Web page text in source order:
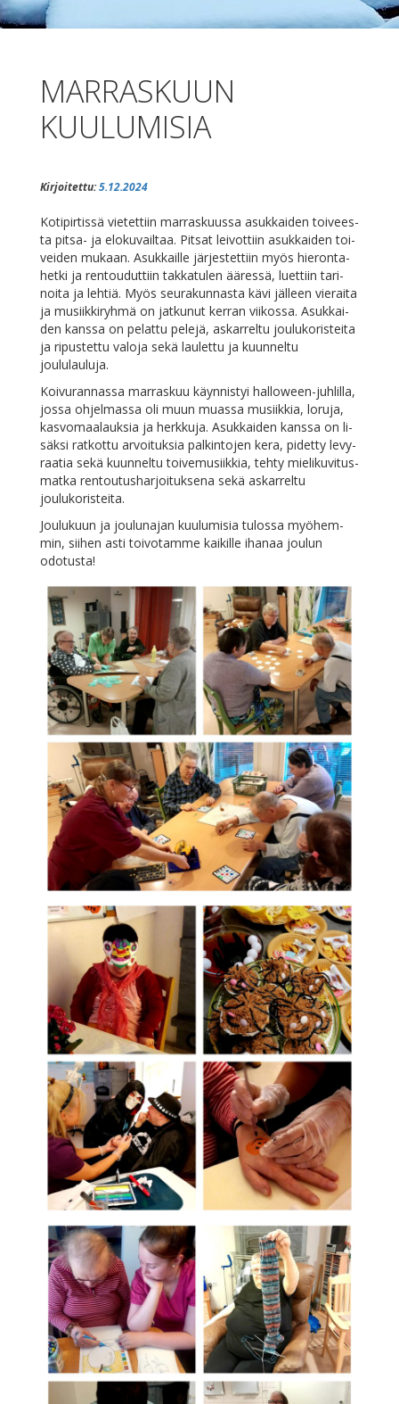
MARRASKUUN
KUULUMISIA
Kirjoitettu:5.12.2024
Ko­ti­pir­tis­sä vie­tet­tiin mar­ras­kuus­sa asuk­kai­den toi­vees­
ta pit­sa- ja elo­ku­vail­taa. Pit­sat lei­vot­tiin asuk­kai­den toi­
vei­den mu­kaan. Asuk­kail­le jär­jes­tet­tiin myös hie­ron­ta­
het­ki ja ren­tou­dut­tiin tak­ka­tu­len ää­res­sä, luet­tiin ta­ri­
noi­ta ja leh­tiä. Myös seu­ra­kun­nas­ta kä­vi jäl­leen vie­rai­ta
ja musiik­ki­ryh­mä on jat­ku­nut ker­ran vii­kos­sa. Asuk­kai­
den kans­sa on pe­lat­tu pe­le­jä, as­kar­rel­tu jou­lu­ko­ris­tei­ta
ja ri­pus­tet­tu va­lo­ja se­kä lau­let­tu ja kuun­nel­tu
joululauluja.
Koi­vu­ran­nas­sa mar­ras­kuu käyn­nis­tyi hal­loween-juh­lil­la,
jos­sa oh­jel­mas­sa oli muun muas­sa musiik­kia, lo­ru­ja,
kas­vo­maa­lauk­sia ja herk­ku­ja. Asuk­kai­den kans­sa on li­
säk­si rat­kot­tu ar­voi­tuk­sia pal­kin­to­jen ke­ra, pi­det­ty le­vy­
raa­tia se­kä kuun­nel­tu toi­ve­musiik­kia, teh­ty mie­li­ku­vi­tus­
mat­ka ren­tou­tus­har­joi­tuk­se­na se­kä as­kar­rel­tu
joulukoristeita.
Jou­lu­kuun ja jou­lun­ajan kuu­lu­mi­sia tu­los­sa myö­hem­
min, sii­hen as­ti toi­vo­tam­me kai­kil­le iha­naa jou­lun
odotusta!